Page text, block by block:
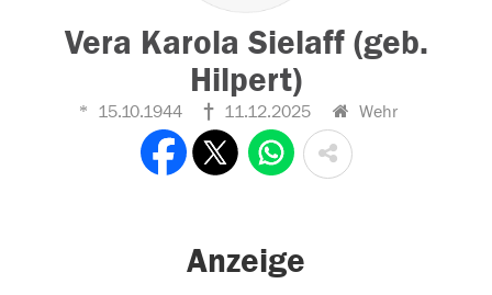
Vera Karola Sielaff (geb.
Hilpert)
15.10.1944 11.12.2025 Wehr
Anzeige